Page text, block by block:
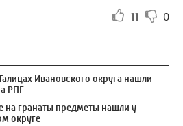
11 0
Ивановского округа нашли
РПГ
на гранаты предметы нашли у
округе